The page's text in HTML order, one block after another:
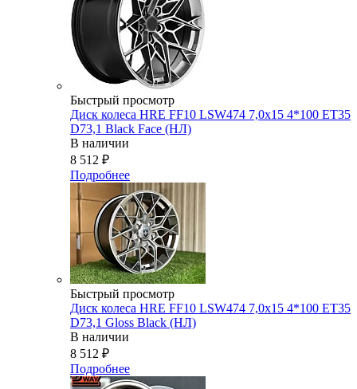
Быстрый просмотр
Диск колеса HRE FF10 LSW474 7,0x15 4*100 ET35
D73,1 Black Face (НЛ)
В наличии
8 512 ₽
Подробнее
Быстрый просмотр
Диск колеса HRE FF10 LSW474 7,0x15 4*100 ET35
D73,1 Gloss Black (НЛ)
В наличии
8 512 ₽
Подробнее